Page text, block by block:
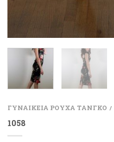
ΓΥΝΑΙΚΕΙΑ ΡΟΥΧΑ ΤΑΝΓΚΟ /
1058